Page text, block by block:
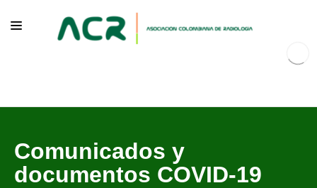
EDUCACIÓN
PUBLICACIONES
Comunicados y
documentos COVID-19